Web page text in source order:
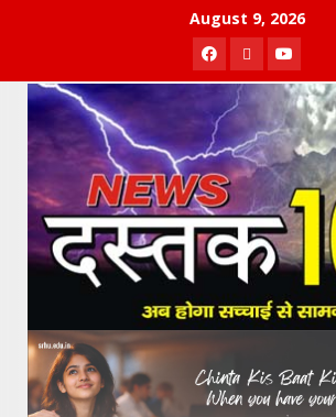
August 9, 2026
Facebook
TwitterYoutube